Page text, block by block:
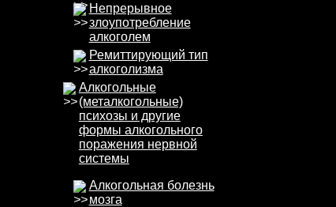
Непрерывное
злоупотребление
алкоголем
Ремиттирующий тип
алкоголизма
Алкогольные
(металкогольные)
психозы и другие
формы алкогольного
поражения нервной
системы
Алкогольная болезнь
мозга